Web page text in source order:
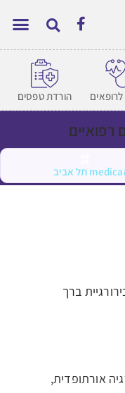
הורדת טפסים
medica תל אביב
ברך
אורתופדית,